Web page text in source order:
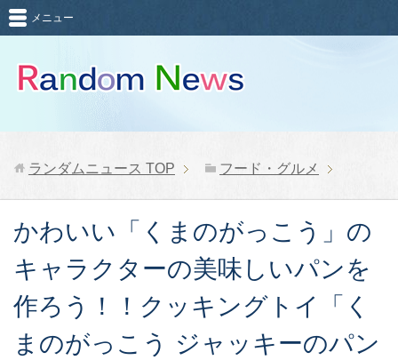
メニュー
ランダムニュース TOP フード・グルメ
かわいい「くまのがっこう」の
キャラクターの美味しいパンを
作ろう！！クッキングトイ「く
まのがっこう ジャッキーのパン